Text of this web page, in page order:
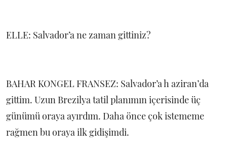
ELLE: Salvador’a ne zaman gittiniz?
BAHAR KONGEL FRANSEZ: Salvador’a h aziran’da
gittim. Uzun Brezilya tatil planımın içerisinde üç
günümü oraya ayırdım. Daha önce çok istememe
rağmen bu oraya ilk gidişimdi.